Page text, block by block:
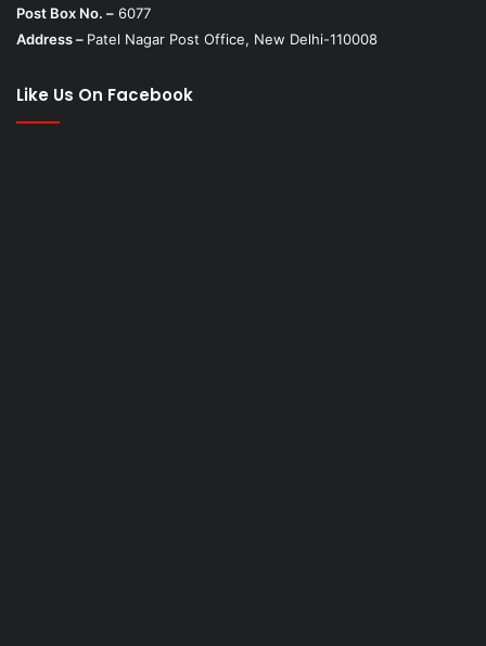
Post Box No. – 6077
Address – Patel Nagar Post Office, New Delhi-110008
Like Us On Facebook